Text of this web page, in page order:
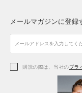
アクセサリー
アクセサリー
シューズ
アクセサリー
シューズ
メールマガジンに登録
購読の際は、当社のプラ